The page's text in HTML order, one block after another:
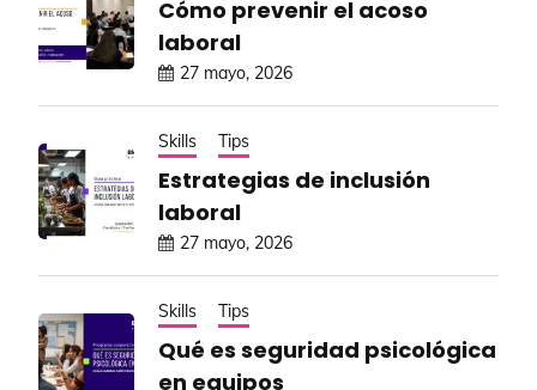
Cómo prevenir el acoso
laboral
27 mayo, 2026
Skills Tips
Estrategias de inclusión
laboral
27 mayo, 2026
Skills Tips
Qué es seguridad psicológica
en equipos